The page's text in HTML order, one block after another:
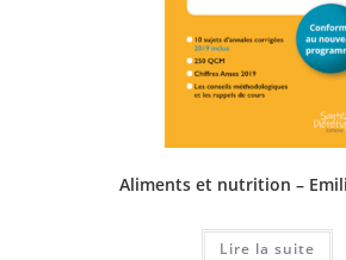
Aliments et nutrition –
Lire la suite